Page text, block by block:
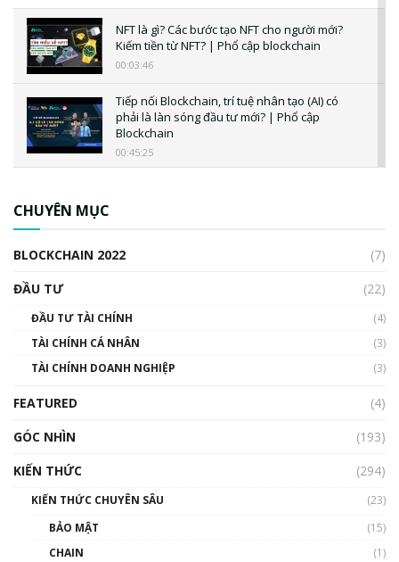
NFT là gì? Các bước tạo NFT cho người mới?
Kiếm tiền từ NFT? | Phổ cập blockchain
00:03:46
Tiếp nối Blockchain, trí tuệ nhân tạo (AI) có
phải là làn sóng đầu tư mới? | Phổ cập
Blockchain
00:45:25
00:02:14
Nhìn lại năm 2022: Những sự kiện ảnh hưởng
đến hệ sinh thái tiền mã hoá | Phổ cập
CHUYÊN MỤC
BLOCKCHAIN 2022
(7)
ĐẦU TƯ
(22)
ĐẦU TƯ TÀI CHÍNH
(4)
TÀI CHÍNH CÁ NHÂN
(3)
TÀI CHÍNH DOANH NGHIỆP
(3)
FEATURED
(4)
GÓC NHÌN
(193)
KIẾN THỨC
(294)
KIẾN THỨC CHUYÊN SÂU
(23)
BẢO MẬT
(15)
CHAIN
(1)